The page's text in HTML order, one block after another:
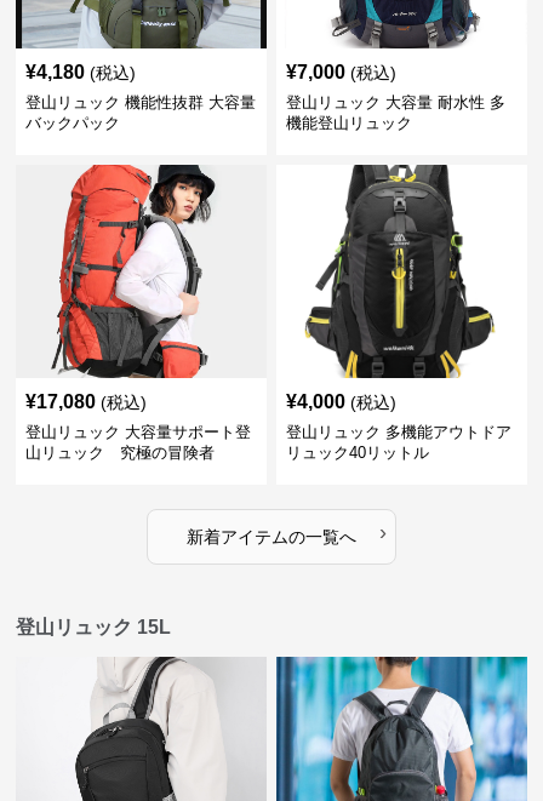
¥4,180 (税込)
登山リュック 機能性抜群 大容量
バックパック
¥7,000 (税込)
登山リュック 大容量 耐水性 多
機能登山リュック
¥17,080 (税込)
登山リュック 大容量サポート登
山リュック 究極の冒険者
¥4,000 (税込)
登山リュック 多機能アウトドア
リュック40リットル
新着アイテムの一覧へ ›
登山リュック 15L